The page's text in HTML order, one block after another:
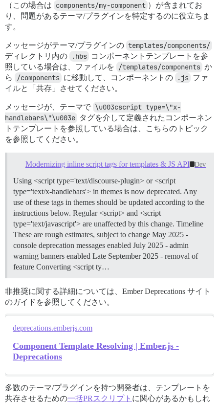
（この場合は components/my-component ）が含まれてお
り、問題があるテーマ/プラグインを特定するのに役立ちま
す。
メッセージがテーマ/プラグインの templates/components/
ディレクトリ内の .hbs コンポーネントテンプレートを参
照している場合は、ファイルを
/templates/components か
ら
/components に移動して、コンポーネントの .js ファ
イルと「共存」させてください。
メッセージが、テーマで \u003cscript type=\"x-
handlebars\"\u003e タグを介して定義されたコンポーネン
トテンプレートを参照している場合は、こちらのトピック
を参照してください。
Modernizing inline script tags for templates & JS API Dev
Using <script type='text/discourse-plugin> or <script
type='text/x-handlebars'> in themes is now deprecated. Any
use of these tags in themes should be updated according to the
instructions below. Regular <script> and <script
type='text/javascript'> are unaffected by this change. Timeline
These are rough estimates, subject to change May 2025 -
console deprecation messages enabled July 2025 - admin
warning banners enabled Late September 2025 - removal of
feature Converting <script ty…
非推奨に関する詳細については、Ember Deprecations サイト
のガイドを参照してください。
deprecations.emberjs.com
Component Template Resolving | Ember.js -
Deprecations
多数のテーマ/プラグインを持つ開発者は、テンプレートを
共存させるための一括PRスクリプト に関心があるかもしれ